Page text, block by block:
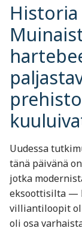
Uudessa
tänä päivänä
jotka
eksoottisilta —
villiantiloopit
oli osa